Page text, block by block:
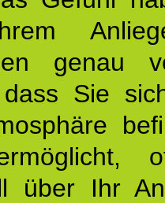
genau
Sie
über Ihr